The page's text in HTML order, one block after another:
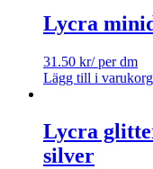
Lycra
31.50 kr/ per dm
Lägg till i varukorg
Lycra
silver